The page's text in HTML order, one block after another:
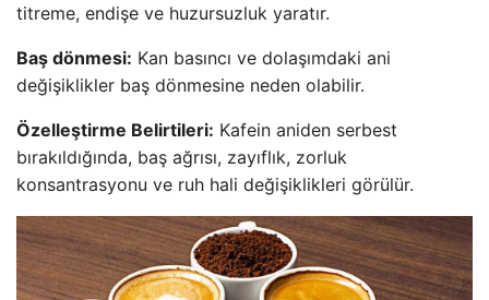
titreme, endişe ve huzursuzluk yaratır.
Baş dönmesi: Kan basıncı ve dolaşımdaki ani
değişiklikler baş dönmesine neden olabilir.
Özelleştirme Belirtileri: Kafein aniden serbest
bırakıldığında, baş ağrısı, zayıflık, zorluk
konsantrasyonu ve ruh hali değişiklikleri görülür.